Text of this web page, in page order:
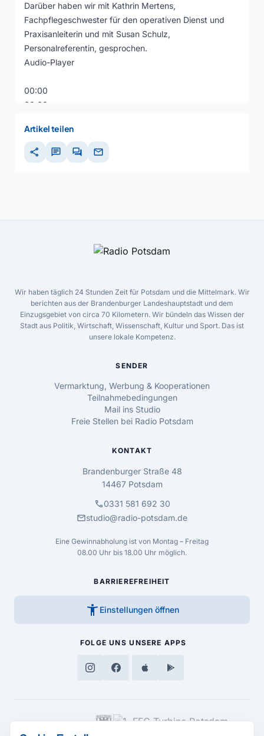
Darüber haben wir mit Kathrin Mertens,
Fachpflegeschwester für den operativen Dienst und
Praxisanleiterin und mit Susan Schulz,
Personalreferentin, gesprochen.
Audio-Player
00:00
00:00
Artikel teilen
share chat forum mail
Wir haben täglich 24 Stunden Zeit für Potsdam und die Mittelmark. Wir
berichten aus der Brandenburger Landeshauptstadt und dem
Einzugsgebiet von circa 70 Kilometern. Wir bündeln das Wissen der
Stadt aus Politik, Wirtschaft, Wissenschaft, Kultur und Sport. Das ist
unsere lokale Kompetenz.
SENDER
Vermarktung, Werbung & Kooperationen
Teilnahmebedingungen
Mail ins Studio
Freie Stellen bei Radio Potsdam
KONTAKT
Brandenburger Straße 48
14467 Potsdam
call0331 581 692 30
mailstudio@radio-potsdam.de
Eine Gewinnabholung ist von Montag – Freitag
08.00 Uhr bis 18.00 Uhr möglich.
BARRIEREFREIHEIT
accessibility_new Einstellungen öffnen
FOLGE UNS UNSERE APPS
MEDIENPARTNER